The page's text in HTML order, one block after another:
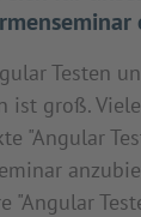
Testen
ist groß.
"Angular
"Angular